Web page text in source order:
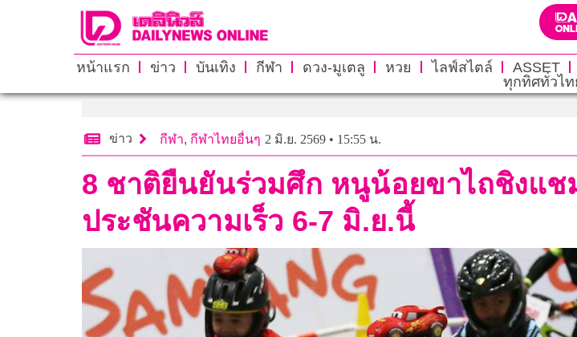
หน้าแรก ข่าว บันเทิง กีฬา ดวง-มูเตลู หวย ไลฟ์สไตล์ ASSET
ทุกทิศทั่วไท
ข่าว กีฬา, กีฬาไทยอื่นๆ 2 มิ.ย. 2569 • 15:55 น.
8 ชาติยืนยันร่วมศึก หนูน้อยขาไถชิงแช
ประชันความเร็ว 6-7 มิ.ย.นี้